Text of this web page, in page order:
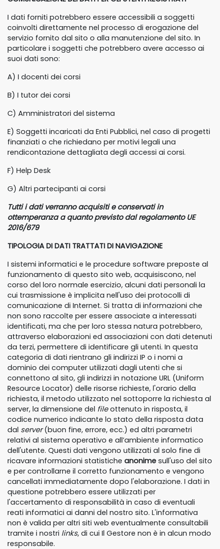
I dati forniti potrebbero essere accessibili a soggetti
coinvolti direttamente nel processo di erogazione del
servizio fornito dal sito o alla manutenzione del sito. In
particolare i soggetti che potrebbero avere accesso ai
suoi dati sono:
A) I docenti dei corsi
B) I tutor dei corsi
C) Amministratori del sistema
E) Soggetti incaricati da Enti Pubblici, nel caso di progetti
finanziati o che richiedano per motivi legali una
rendicontazione dettagliata degli accessi ai corsi.
F) Help Desk
G) Altri partecipanti ai corsi
Tutti i dati verranno acquisiti e conservati in
ottemperanza a quanto previsto dal regolamento UE
2016/679
TIPOLOGIA DI DATI TRATTATI DI NAVIGAZIONE
I sistemi informatici e le procedure software preposte al
funzionamento di questo sito web, acquisiscono, nel
corso del loro normale esercizio, alcuni dati personali la
cui trasmissione è implicita nell'uso dei protocolli di
comunicazione di Internet. Si tratta di informazioni che
non sono raccolte per essere associate a interessati
identificati, ma che per loro stessa natura potrebbero,
attraverso elaborazioni ed associazioni con dati detenuti
da terzi, permettere di identificare gli utenti. In questa
categoria di dati rientrano gli indirizzi IP o i nomi a
dominio dei computer utilizzati dagli utenti che si
connettono al sito, gli indirizzi in notazione URL (Uniform
Resource Locator) delle risorse richieste, l'orario della
richiesta, il metodo utilizzato nel sottoporre la richiesta al
server, la dimensione del fileottenuto in risposta, il
codice numerico indicante lo stato della risposta data
dal server(buon fine, errore, ecc.) ed altri parametri
relativi al sistema operativo e all’ambiente informatico
dell'utente. Questi dati vengono utilizzati al solo fine di
ricavare informazioni statistiche anonime sull'uso del sito
e per controllarne il corretto funzionamento e vengono
cancellati immediatamente dopo l'elaborazione. I dati in
questione potrebbero essere utilizzati per
l'accertamento di responsabilità in caso di eventuali
reati informatici ai danni del nostro sito. L'informativa
non è valida per altri siti web eventualmente consultabili
tramite i nostri links, di cui Il Gestore non è in alcun modo
responsabile.